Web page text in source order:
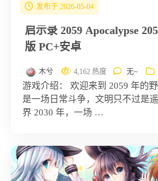
发布于 2026-05-04
启示录 2059 Apocalypse
版 PC+安卓
木兮 4,162 热度 无~
游戏介绍： 欢迎来到 2059 年的
是一场日常斗争，文明只不过是
界 2030 年，一场 …